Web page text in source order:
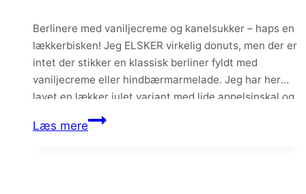
Berlinere med vaniljecreme og kanelsukker – haps en
lækkerbisken! Jeg ELSKER virkelig donuts, men der er
intet der stikker en klassisk berliner fyldt med
vaniljecreme eller hindbærmarmelade. Jeg har her
lavet en lækker julet variant med lide appelsinskal og
kanelsukker. Er du mere til den klassiske variant med
hindbærmarmelade og hvidt sukker, så kan du…
Læs mereBerlinere